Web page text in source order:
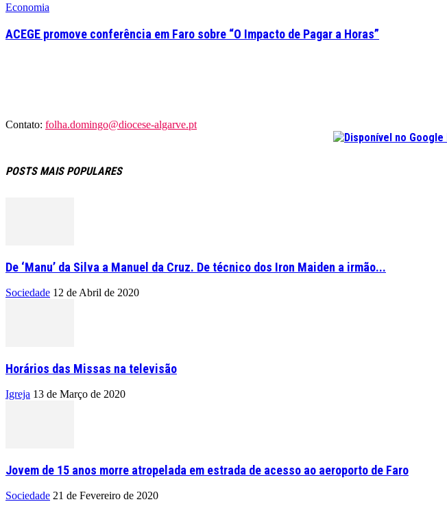
Economia
ACEGE promove conferência em Faro sobre “O Impacto de Pagar a Horas”
Contato: folha.domingo@diocese-algarve.pt
POSTS MAIS POPULARES
De ‘Manu’ da Silva a Manuel da Cruz. De técnico dos Iron Maiden a irmão...
Sociedade 12 de Abril de 2020
Horários das Missas na televisão
Igreja 13 de Março de 2020
Jovem de 15 anos morre atropelada em estrada de acesso ao aeroporto de Faro
Sociedade 21 de Fevereiro de 2020